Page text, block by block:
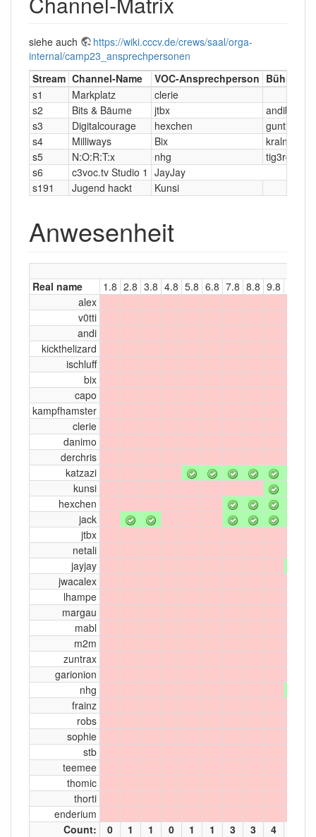
siehe auch
https://wiki.cccv.de/crews/saal/orga-
internal/camp23_ansprechpersonen
Stream Channel-Name VOC-Ansprechperson Bühne-
s1
Markplatz
clerie
s2
Bits & Bäume jtbx
andibraeu
s3
Digitalcourage hexchen
gunther
s4
Milliways Bix
kraln
s5
N:O:R:T:x nhg
tig3rch3n
s6
c3voc.tv Studio 1 JayJay
s191
Jugend hackt Kunsi
Anwesenheit
Real name 1.8 2.8 3.8 4.8 5.8 6.8 7.8 8.8 9.8
alex
v0tti
andi
kickthelizard
ischluff
bix
capo
kampfhamster
clerie
danimo
derchris
katzazi
kunsi
hexchen
jack
jtbx
netali
jayjay
jwacalex
lhampe
margau
mabl
m2m
zuntrax
garionion
nhg
frainz
robs
sophie
stb
teemee
thomic
thorti
enderium
Count:
0 1 1 0 1 1 3 3 4